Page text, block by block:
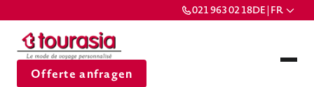
021 963 02 18DE | FR
Offerte anfragen